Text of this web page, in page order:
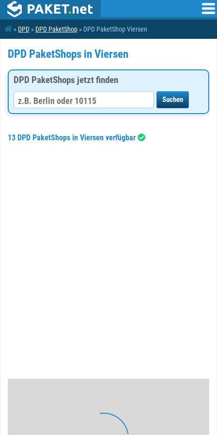
» DPD » DPD PaketShop » DPD PaketShop Viersen
DPD PaketShops in Viersen
DPD PaketShops jetzt finden
13 DPD PaketShops in Viersen verfügbar